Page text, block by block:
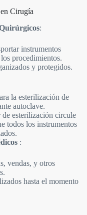
Cirugía
:
instrumentos
procedimientos.
y protegidos.
la esterilización de
autoclave.
de esterilización circule
todos los instrumentos
:
vendas, y otros
hasta el momento